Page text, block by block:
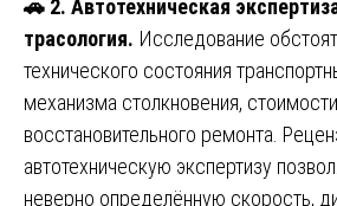
🚗 2. Автотехническая
трасология. Исследование
технического состояния
механизма столкновения, стоимости
восстановительного ремонта.
автотехническую экспертизу
неверно определённую скорость,